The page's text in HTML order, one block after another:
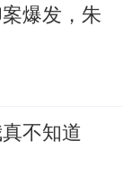
爆发，朱
不知道